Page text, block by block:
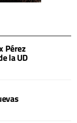
Pérez
la UD